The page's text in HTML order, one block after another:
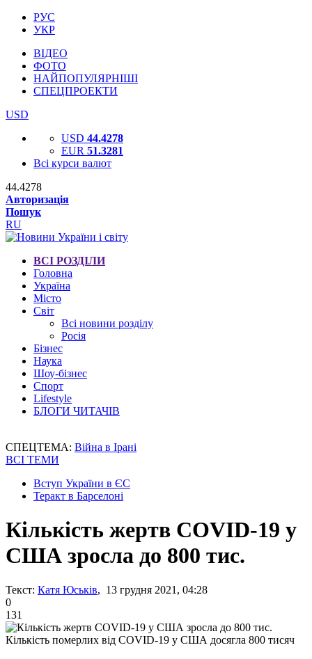
РУС
УКР
ВІДЕО
ФОТО
НАЙПОПУЛЯРНІШІ
СПЕЦПРОЕКТИ
USD
USD 44.4278
EUR 51.3281
Всі курси валют
44.4278
Авторизація
Пошук
RU
ВСІ РОЗДІЛИ
Головна
Україна
Місто
Світ
Всі новини розділу
Росія
Бізнес
Наука
Шоу-бізнес
Спорт
Lifestyle
БЛОГИ ЧИТАЧІВ
СПЕЦТЕМА: Війна в Ірані
ВСІ ТЕМИ
Вступ України в ЄС
Теракт в Барселоні
Кількість жертв COVID-19 у
США зросла до 800 тис.
Текст: Катя Юськів, 13 грудня 2021, 04:28
0
131
Кількість померлих від COVID-19 у США досягла 800 тисяч